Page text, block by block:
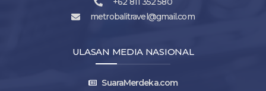
metrobalitravel@gmail.com
ULASAN MEDIA NASIONAL
SuaraMerdeka.com